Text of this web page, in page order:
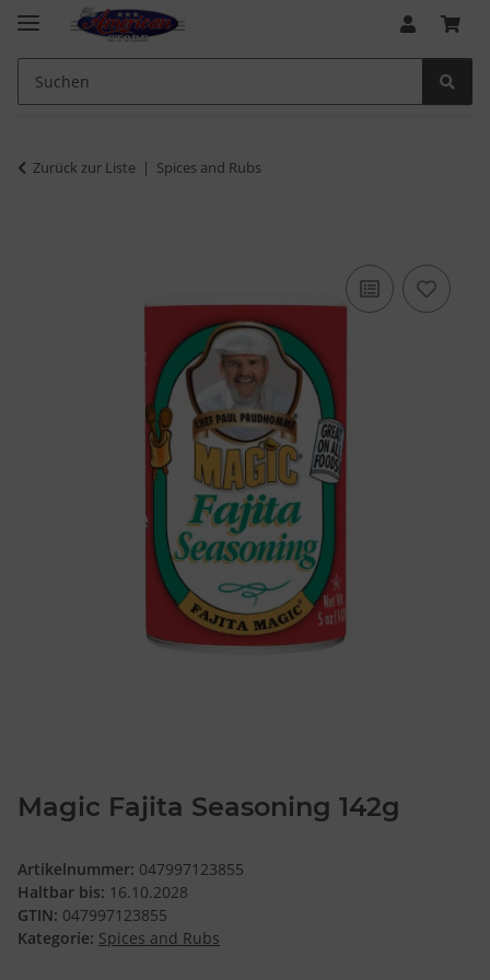
Zurück zur Liste Spices and Rubs
Magic Fajita Seasoning 142g
Artikelnummer: 047997123855
Haltbar bis: 16.10.2028
GTIN: 047997123855
Kategorie: Spices and Rubs